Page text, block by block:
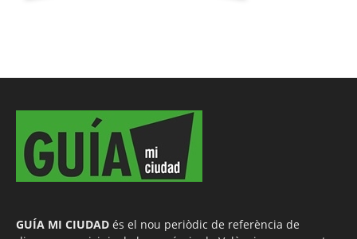
GUÍA MI CIUDAD és el nou periòdic de referència de